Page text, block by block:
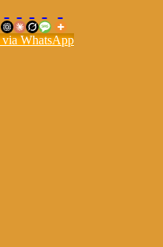
via WhatsApp